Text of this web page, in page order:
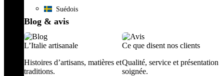
Suédois
Blog & avis
L’Italie artisanale
Histoires d’artisans, matières et
traditions.
Ce que disent nos clients
Qualité, service et présentation
soignée.